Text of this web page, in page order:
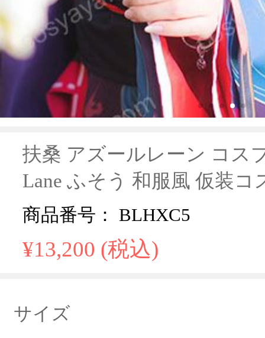
扶桑 アズールレーン コス
Lane ふそう 和服風 仮装コ
商品番号： BLHXC5
¥13,200 (税込)
サイズ